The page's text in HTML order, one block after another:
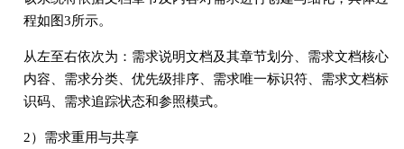
程如图3所示。
从左至右依次为：需求说明文档及其章节划分、需求文档核心
内容、需求分类、优先级排序、需求唯一标识符、需求文档标
识码、需求追踪状态和参照模式。
2）需求重用与共享